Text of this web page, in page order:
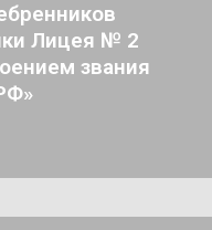
Лицея № 2
звания